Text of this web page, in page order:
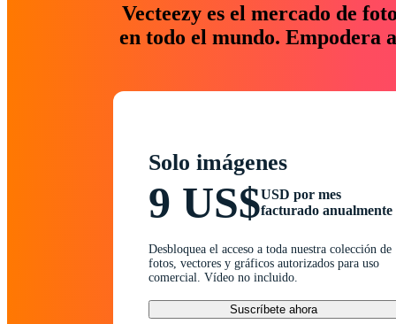
Vecteezy es el mercado de
en todo el mundo. Empodera
Solo imágenes
9 US$USD por mes
facturado anualmente
Desbloquea el acceso a toda nuestra colección de
fotos, vectores y gráficos autorizados para uso
comercial. Vídeo no incluido.
Suscríbete ahora